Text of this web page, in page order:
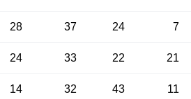
28 37 24 7
24 33 22 21
14 32 43 11